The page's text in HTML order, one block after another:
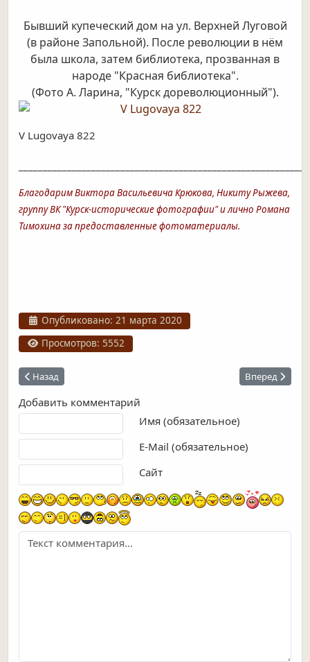
Бывший купеческий дом на ул. Верхней Луговой
(в районе Запольной). После революции в нём
была школа, затем библиотека, прозванная в
народе "Красная библиотека".
(Фото А. Ларина, "Курск дореволюционный").
V Lugovaya 822
Благодарим Виктора Васильевича Крюкова, Никиту Рыжева,
группу ВК "Курск-исторические фотографии" и лично Романа
Тимохина за предоставленные фотоматериалы.
Информация о материале
Опубликовано: 21 марта 2020
Просмотров: 5552
Предыдущий: -История улиц и площадей-
Назад Следующий:
Вперед
Добавить комментарий
Имя (обязательное)
E-Mail (обязательное)
Сайт